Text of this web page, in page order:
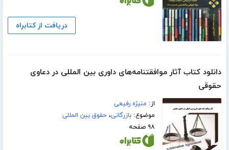
دریافت از کتابراه
دانلود کتاب آثار موافقتنامه‌های داوری بین المللی در دعاوی
حقوقی
از: منیژه رفیعی
موضوع:بازرگانی،حقوق بین المللی
۹۸ صفحه